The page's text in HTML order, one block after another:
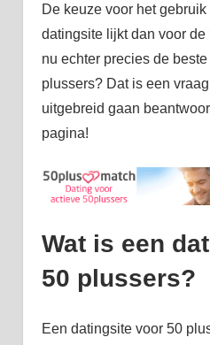
De keuze voor het
datingsite lijkt dan voor
nu echter precies de
plussers? Dat is een
uitgebreid gaan
pagina!
Wat is een
50 plussers?
Een datingsite voor 50